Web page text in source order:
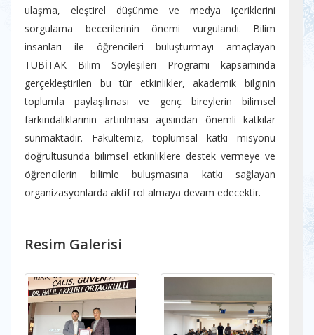
ulaşma, eleştirel düşünme ve medya içeriklerini
sorgulama becerilerinin önemi vurgulandı. Bilim
insanları ile öğrencileri buluşturmayı amaçlayan
TÜBİTAK Bilim Söyleşileri Programı kapsamında
gerçekleştirilen bu tür etkinlikler, akademik bilginin
toplumla paylaşılması ve genç bireylerin bilimsel
farkındalıklarının artırılması açısından önemli katkılar
sunmaktadır. Fakültemiz, toplumsal katkı misyonu
doğrultusunda bilimsel etkinliklere destek vermeye ve
öğrencilerin bilimle buluşmasına katkı sağlayan
organizasyonlarda aktif rol almaya devam edecektir.
Resim Galerisi